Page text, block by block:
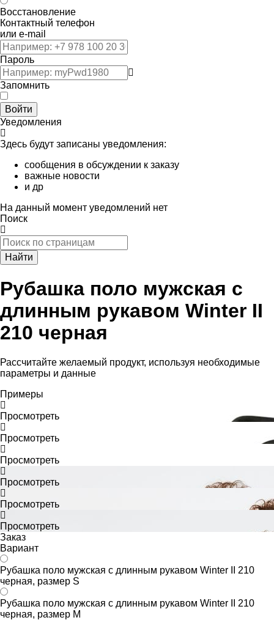
Восстановление
Контактный телефон
или e-mail
Пароль
Запомнить
Войти
Уведомления
Здесь будут записаны уведомления:
сообщения в обсуждении к заказу
важные новости
и др
На данный момент уведомлений нет
Поиск
Найти
Рубашка поло мужская с
длинным рукавом Winter II
210 черная
Рассчитайте желаемый продукт, используя необходимые
параметры и данные
Примеры
Просмотреть
Просмотреть
Просмотреть
Просмотреть
Просмотреть
Просмотреть
Заказ
Вариант
Рубашка поло мужская с длинным рукавом Winter II 210
черная, размер S
Рубашка поло мужская с длинным рукавом Winter II 210
черная, размер M